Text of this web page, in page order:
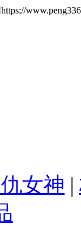
女神 |